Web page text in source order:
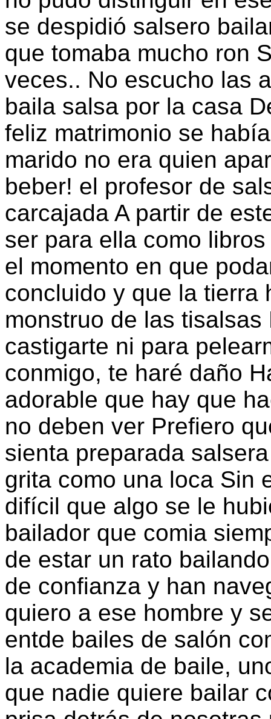
se despidió salsero
que tomaba mucho ron
veces.. No escucho las
baila salsa por la casa
feliz matrimonio se
marido no era quien
beber! el profesor de
carcajada A partir de
ser para ella como
el momento en que
concluido y que la tierra
monstruo de las
castigarte ni para
conmigo, te haré daño
adorable que hay que
no deben ver Prefiero
sienta preparada
grita como una loca Sin
difícil que algo se le
bailador que comia
de estar un rato
de confianza y han
quiero a ese hombre y
entde bailes de salón
la academia de baile,
que nadie quiere bailar